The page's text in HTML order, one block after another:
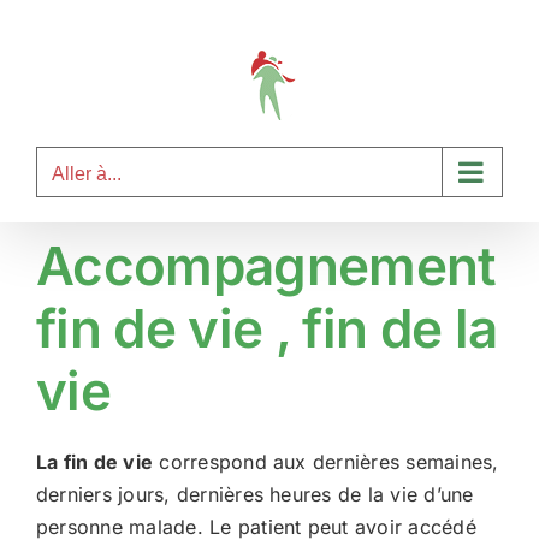
Aller à...
Accompagnement
fin de vie , fin de la
vie
La fin de vie correspond aux dernières semaines,
derniers jours, dernières heures de la vie d’une
personne malade. Le patient peut avoir accédé